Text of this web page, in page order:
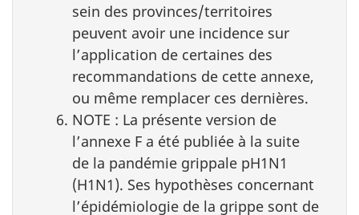
sein des provinces/territoires
peuvent avoir une incidence sur
l’application de certaines des
recommandations de cette annexe,
ou même remplacer ces dernières.
NOTE : La présente version de
l’annexe F a été publiée à la suite
de la pandémie grippale pH1N1
(H1N1). Ses hypothèses concernant
l’épidémiologie de la grippe sont de